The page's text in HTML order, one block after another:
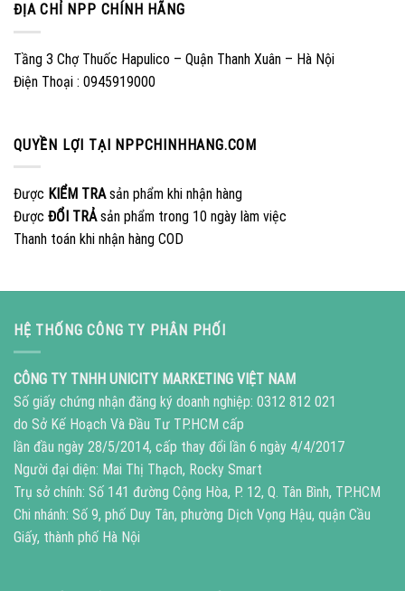
ĐỊA CHỈ NPP CHÍNH HÃNG
Tầng 3 Chợ Thuốc Hapulico – Quận Thanh Xuân – Hà Nội
Điện Thoại : 0945919000
QUYỀN LỢI TẠI NPPCHINHHANG.COM
Được KIỂM TRAsản phẩm khi nhận hàng
Được ĐỔI TRẢsản phẩm trong 10 ngày làm việc
Thanh toán khi nhận hàng COD
HỆ THỐNG CÔNG TY PHÂN PHỐI
CÔNG TY TNHH UNICITY MARKETING VIỆT NAM
Số giấy chứng nhận đăng ký doanh nghiệp: 0312 812 021
do Sở Kế Hoạch Và Đầu Tư TP.HCM cấp
lần đầu ngày 28/5/2014, cấp thay đổi lần 6 ngày 4/4/2017
Người đại diện: Mai Thị Thạch, Rocky Smart
Trụ sở chính: Số 141 đường Cộng Hòa, P. 12, Q. Tân Bình, TP.HCM
Chi nhánh: Số 9, phố Duy Tân, phường Dịch Vọng Hậu, quận Cầu
Giấy, thành phố Hà Nội